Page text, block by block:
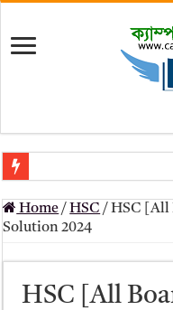
মৎস্য অধিদপ্তর (dof) নিয়োগ
প্রাথমিক সহকারী শিক্ষক
Primary Assistant Teacher
primary viva result 2026
Home / HSC / HSC [All
Solution 2024
HSC [All